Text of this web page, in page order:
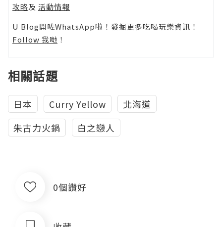
攻略及 活動情報
U Blog開咗WhatsApp啦！發掘更多吃喝玩樂資訊！
Follow 我哋 ！
相關話題
日本 Curry Yellow
北海道
朱古力火鍋
白之戀人
0個讚好